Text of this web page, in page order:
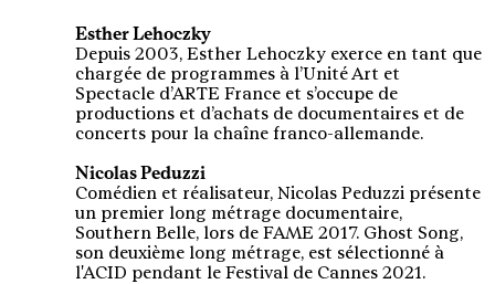
Esther Lehoczky
Depuis 2003, Esther Lehoczky exerce en tant que
chargée de programmes à l’Unité Art et
Spectacle d’ARTE France et s’occupe de
productions et d’achats de documentaires et de
concerts pour la chaîne franco-allemande.
Nicolas Peduzzi
Comédien et réalisateur, Nicolas Peduzzi présente
un premier long métrage documentaire,
Southern Belle, lors de FAME 2017. Ghost Song,
son deuxième long métrage, est sélectionné à
l'ACID pendant le Festival de Cannes 2021.